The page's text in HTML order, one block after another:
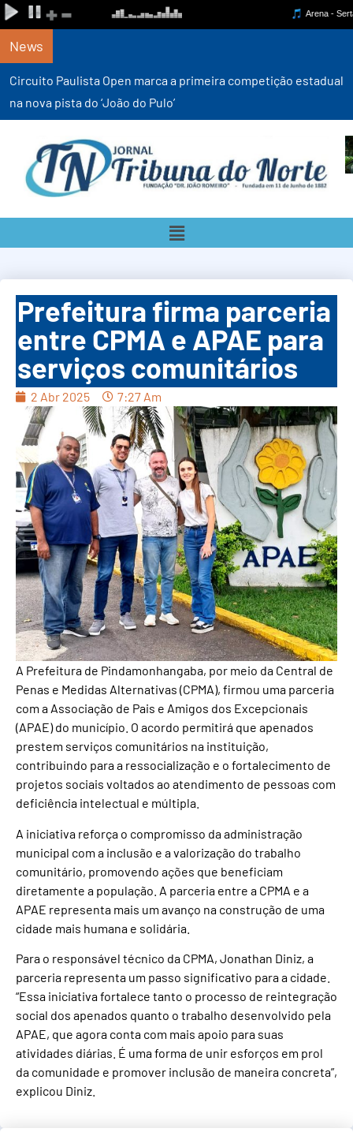
News
Circuito Paulista Open marca a primeira competição estadual
na nova pista do ‘João do Pulo’
Prefeitura firma parceria
entre CPMA e APAE para
serviços comunitários
2 Abr 2025 7:27 Am
A Prefeitura de Pindamonhangaba, por meio da Central de
Penas e Medidas Alternativas (CPMA), firmou uma parceria
com a Associação de Pais e Amigos dos Excepcionais
(APAE) do município. O acordo permitirá que apenados
prestem serviços comunitários na instituição,
contribuindo para a ressocialização e o fortalecimento de
projetos sociais voltados ao atendimento de pessoas com
deficiência intelectual e múltipla.
A iniciativa reforça o compromisso da administração
municipal com a inclusão e a valorização do trabalho
comunitário, promovendo ações que beneficiam
diretamente a população. A parceria entre a CPMA e a
APAE representa mais um avanço na construção de uma
cidade mais humana e solidária.
Para o responsável técnico da CPMA, Jonathan Diniz, a
parceria representa um passo significativo para a cidade.
“Essa iniciativa fortalece tanto o processo de reintegração
social dos apenados quanto o trabalho desenvolvido pela
APAE, que agora conta com mais apoio para suas
atividades diárias. É uma forma de unir esforços em prol
da comunidade e promover inclusão de maneira concreta”,
explicou Diniz.